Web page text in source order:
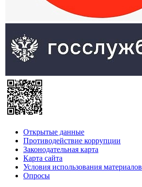
Открытые данные
Противодействие коррупции
Законодательная карта
Карта сайта
Условия использования материалов
Опросы